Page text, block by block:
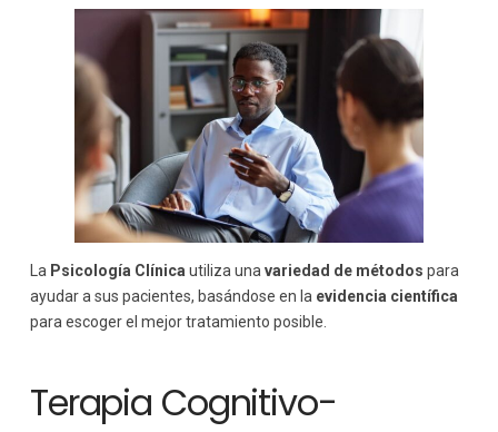
La Psicología Clínica utiliza una variedad de métodos para
ayudar a sus pacientes, basándose en la evidencia científica
para escoger el mejor tratamiento posible.
Terapia Cognitivo-